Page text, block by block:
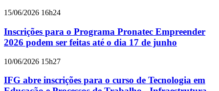
15/06/2026 16h24
Inscrições para o Programa Pronatec Empreender
2026 podem ser feitas até o dia 17 de junho
10/06/2026 15h27
IFG abre inscrições para o curso de Tecnologia em